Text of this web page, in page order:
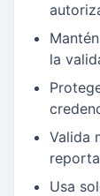
la
Valida
Usa